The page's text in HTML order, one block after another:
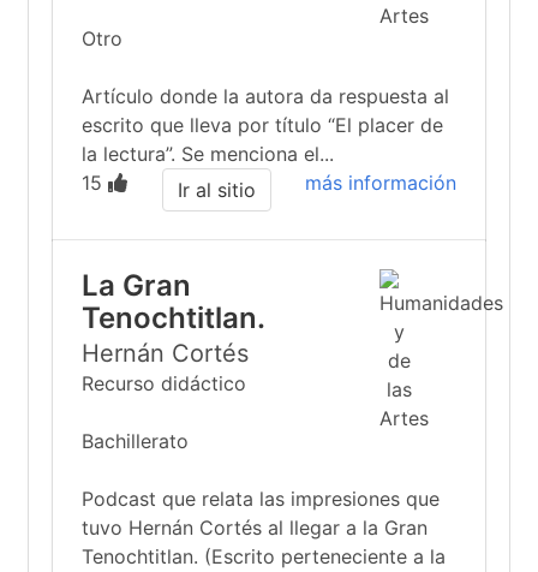
Otro
Artículo donde la autora da respuesta al
escrito que lleva por título “El placer de
la lectura”. Se menciona el...
15
más información
Ir al sitio
La Gran
Tenochtitlan.
Hernán Cortés
Recurso didáctico
Bachillerato
Podcast que relata las impresiones que
tuvo Hernán Cortés al llegar a la Gran
Tenochtitlan. (Escrito perteneciente a la